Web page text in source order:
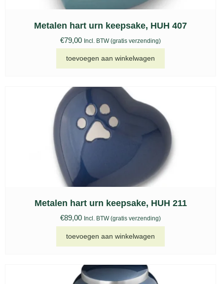
Metalen hart urn keepsake, HUH 407
€79,00 Incl. BTW (gratis verzending)
toevoegen aan winkelwagen
Metalen hart urn keepsake, HUH 211
€89,00 Incl. BTW (gratis verzending)
toevoegen aan winkelwagen